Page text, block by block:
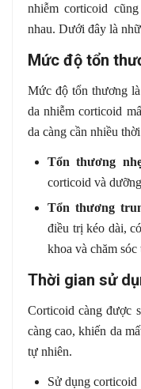
nhiễm corticoid
nhau. Dưới đây là
Mức độ tổn
Mức độ tổn thương
da nhiễm corticoid
da càng cần nhiều
Tổn thương
corticoid và
Tổn thương
điều trị kéo dài,
khoa và chăm sóc
Thời gian sử
Corticoid càng được
càng cao, khiến da
tự nhiên.
Sử dụng